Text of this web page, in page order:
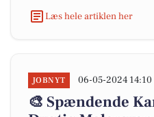
Læs hele artiklen her
JOBNYT 06-05-2024 14:10
🎨 Spændende